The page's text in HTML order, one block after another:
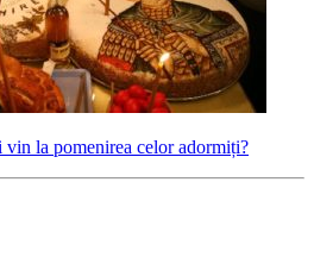
la pomenirea celor adormiți?